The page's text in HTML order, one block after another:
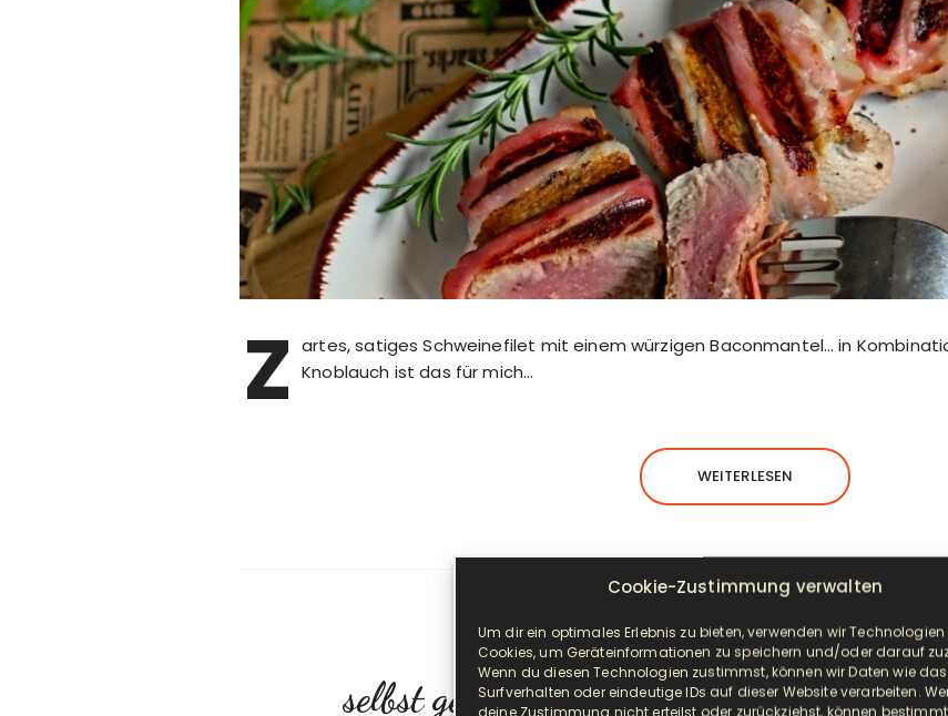
Cookie-Zustimmung verwalten
Um dir ein optimales Erlebnis zu bieten, verwenden wir Technologien
Cookies, um Geräteinformationen zu speichern und/oder darauf
Wenn du diesen Technologien zustimmst, können wir Daten wie das
Surfverhalten oder eindeutige IDs auf dieser Website verarbeiten.
deine Zustimmung nicht erteilst oder zurückziehst, können
Z artes, satiges Schweinefilet mit einem würzigen Baconmantel… in
Knoblauch ist das für mich…
WEITERLESEN
VORSPEISE/BEILAGE
selbst gemachte Semmel-Knödel aus